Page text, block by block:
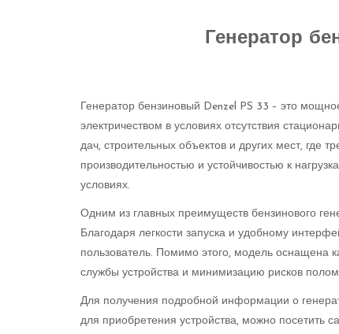
Генератор
Генератор бензиновый Denzel PS 33 – это
электричеством в условиях отсутствия
дач, строительных объектов и других мест, где
производительностью и устойчивостью к
условиях.
Одним из главных преимуществ бензинового
Благодаря легкости запуска и удобному
пользователь. Помимо этого, модель оснащена
службы устройства и минимизацию рисков
Для получения подробной информации о
для приобретения устройства, можно посетить